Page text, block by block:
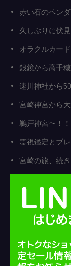
赤い石のペン
久しぶりに伏
オラクルカー
銀鏡から高千
速川神社から
宮崎神宮から大
鵜戸神宮〜！！
霊視鑑定とブ
宮崎の旅、続き